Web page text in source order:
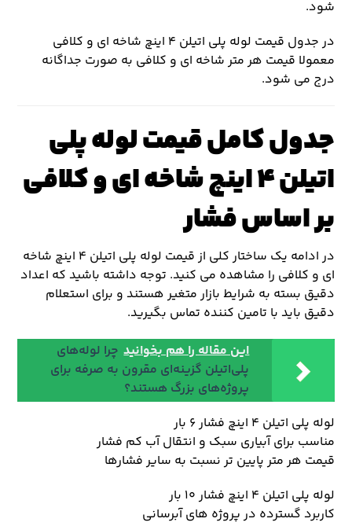
شود.
در جدول قیمت لوله پلی اتیلن ۴ اینچ شاخه ای و کلافی
معمولا قیمت هر متر شاخه ای و کلافی به صورت جداگانه
درج می شود.
جدول کامل قیمت لوله پلی
اتیلن ۴ اینچ شاخه ای و کلافی
بر اساس فشار
در ادامه یک ساختار کلی از قیمت لوله پلی اتیلن ۴ اینچ شاخه
ای و کلافی را مشاهده می کنید. توجه داشته باشید که اعداد
دقیق بسته به شرایط بازار متغیر هستند و برای استعلام
دقیق باید با تامین کننده تماس بگیرید.
این مقاله را هم بخوانید چرا لوله‌های
پلی‌اتیلن گزینه‌ای مقرون به صرفه برای
پروژه‌های بزرگ هستند؟
لوله پلی اتیلن ۴ اینچ فشار ۶ بار
مناسب برای آبیاری سبک و انتقال آب کم فشار
قیمت هر متر پایین تر نسبت به سایر فشارها
لوله پلی اتیلن ۴ اینچ فشار ۱۰ بار
کاربرد گسترده در پروژه های آبرسانی